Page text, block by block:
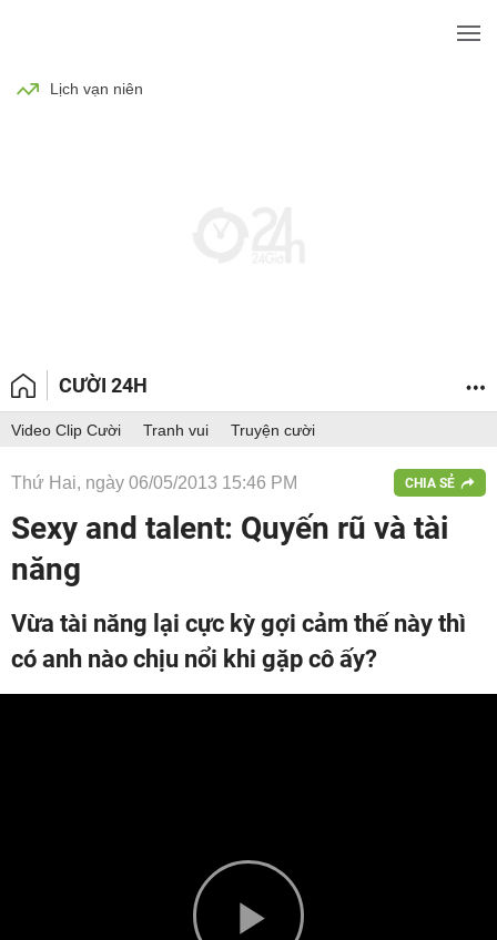
Lịch vạn niên
CƯỜI 24H
Video Clip Cười Tranh vui Truyện cười
Thứ Hai, ngày 06/05/2013 15:46 PM CHIA SẺ
Sexy and talent: Quyến rũ và tài
năng
Vừa tài năng lại cực kỳ gợi cảm thế này thì
có anh nào chịu nổi khi gặp cô ấy?